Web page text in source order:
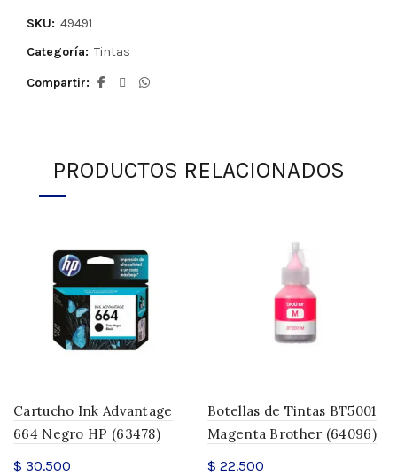
SKU: 49491
Categoría: Tintas
Compartir
PRODUCTOS RELACIONADOS
Cartucho Ink Advantage
664 Negro HP (63478)
$ 30.500
Botellas de Tintas BT5001
Magenta Brother (64096)
$ 22.500